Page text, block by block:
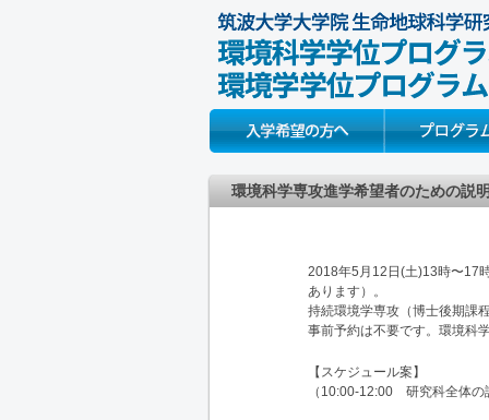
Prospective Students
環境科学専攻進学希望者のための説
2018年5月12日(土)13時〜17
あります）。
持続環境学専攻（博士後期課
事前予約は不要です。環境科
【スケジュール案】
（10:00-12:00 研究科全体の